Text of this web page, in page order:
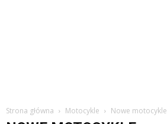
Strona główna Motocykle Nowe motocykle